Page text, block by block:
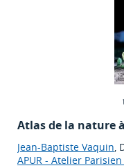
Atlas de la nature
Jean-Baptiste Vaquin,
APUR - Atelier